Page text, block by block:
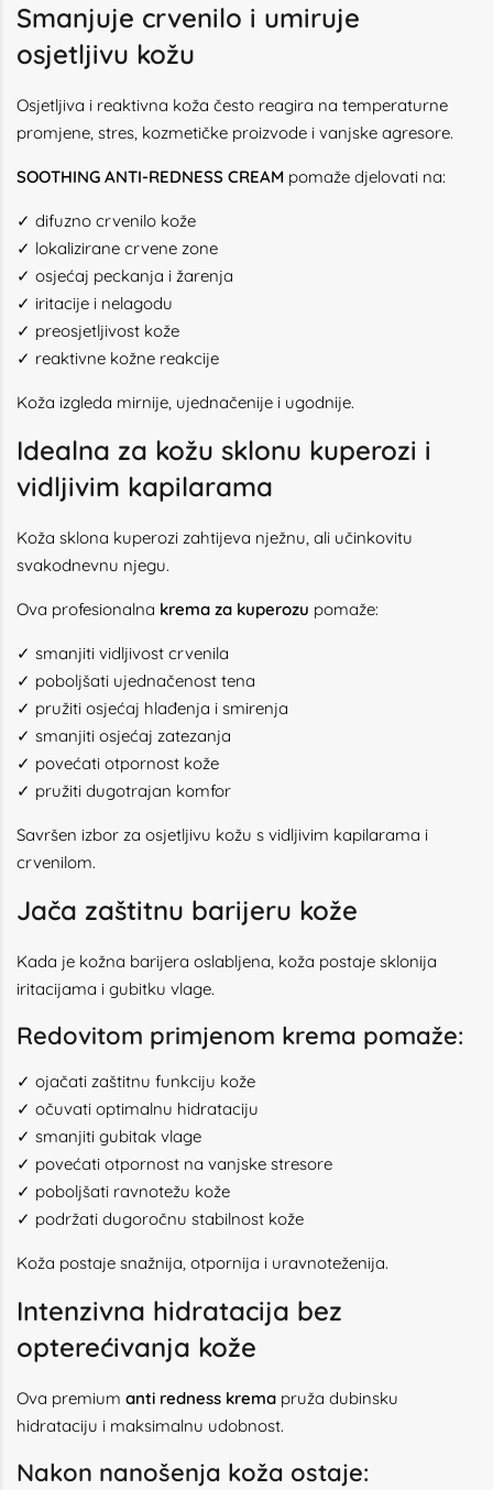
Smanjuje crvenilo i umiruje
osjetljivu kožu
Osjetljiva i reaktivna koža često reagira na temperaturne
promjene, stres, kozmetičke proizvode i vanjske agresore.
SOOTHING ANTI-REDNESS CREAM pomaže djelovati na:
✓ difuzno crvenilo kože
✓ lokalizirane crvene zone
✓ osjećaj peckanja i žarenja
✓ iritacije i nelagodu
✓ preosjetljivost kože
✓ reaktivne kožne reakcije
Koža izgleda mirnije, ujednačenije i ugodnije.
Idealna za kožu sklonu kuperozi i
vidljivim kapilarama
Koža sklona kuperozi zahtijeva nježnu, ali učinkovitu
svakodnevnu njegu.
Ova profesionalna krema za kuperozu pomaže:
✓ smanjiti vidljivost crvenila
✓ poboljšati ujednačenost tena
✓ pružiti osjećaj hlađenja i smirenja
✓ smanjiti osjećaj zatezanja
✓ povećati otpornost kože
✓ pružiti dugotrajan komfor
Savršen izbor za osjetljivu kožu s vidljivim kapilarama i
crvenilom.
Jača zaštitnu barijeru kože
Kada je kožna barijera oslabljena, koža postaje sklonija
iritacijama i gubitku vlage.
Redovitom primjenom krema pomaže:
✓ ojačati zaštitnu funkciju kože
✓ očuvati optimalnu hidrataciju
✓ smanjiti gubitak vlage
✓ povećati otpornost na vanjske stresore
✓ poboljšati ravnotežu kože
✓ podržati dugoročnu stabilnost kože
Koža postaje snažnija, otpornija i uravnoteženija.
Intenzivna hidratacija bez
opterećivanja kože
Ova premium anti redness krema pruža dubinsku
hidrataciju i maksimalnu udobnost.
Nakon nanošenja koža ostaje: